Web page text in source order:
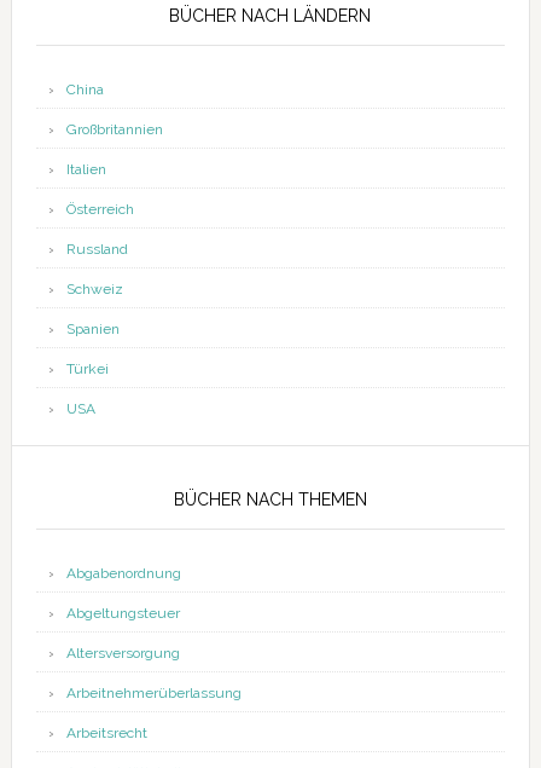
BÜCHER NACH LÄNDERN
China
Großbritannien
Italien
Österreich
Russland
Schweiz
Spanien
Türkei
USA
BÜCHER NACH THEMEN
Abgabenordnung
Abgeltungsteuer
Altersversorgung
Arbeitnehmerüberlassung
Arbeitsrecht